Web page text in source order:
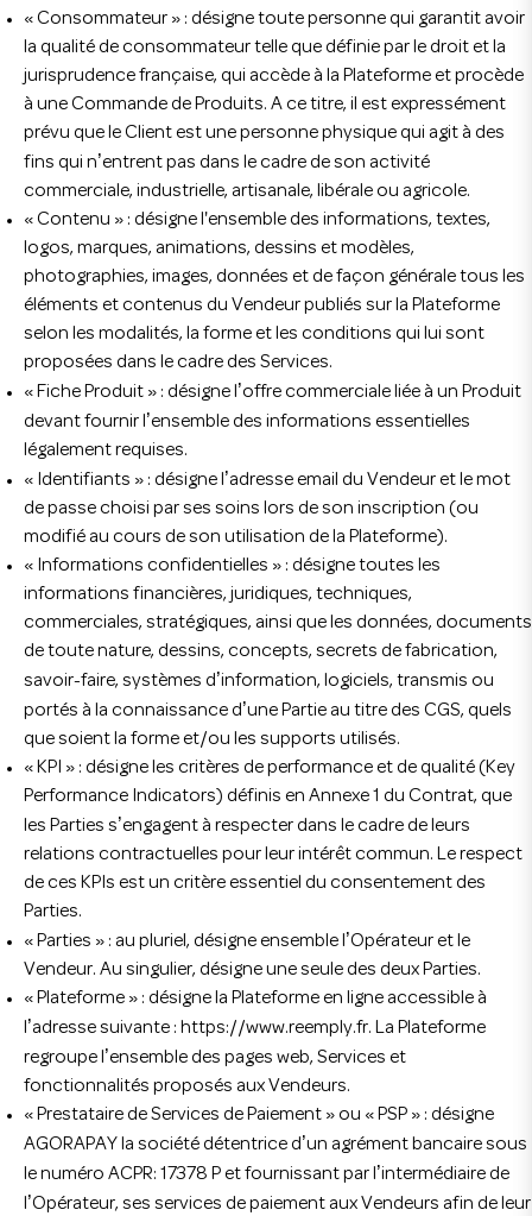
« Consommateur » : désigne toute personne qui garantit avoir
la qualité de consommateur telle que définie par le droit et la
jurisprudence française, qui accède à la Plateforme et procède
à une Commande de Produits. A ce titre, il est expressément
prévu que le Client est une personne physique qui agit à des
fins qui n’entrent pas dans le cadre de son activité
commerciale, industrielle, artisanale, libérale ou agricole.
« Contenu » : désigne l'ensemble des informations, textes,
logos, marques, animations, dessins et modèles,
photographies, images, données et de façon générale tous les
éléments et contenus du Vendeur publiés sur la Plateforme
selon les modalités, la forme et les conditions qui lui sont
proposées dans le cadre des Services.
« Fiche Produit » : désigne l ’offre commerciale liée à un Produit
devant fournir l ’ensemble des informations essentielles
légalement requises.
« Identifiants » : désigne l ’adresse email du Vendeur et le mot
de passe choisi par ses soins lors de son inscription (ou
modifié au cours de son utilisation de la Plateforme).
« Informations confidentielles » : désigne toutes les
informations financières, juridiques, techniques,
commerciales, stratégiques, ainsi que les données, documents
de toute nature, dessins, concepts, secrets de fabrication,
savoir-faire, systèmes d ’information, logiciels, transmis ou
portés à la connaissance d ’une Partie au titre des CGS, quels
que soient la forme et/ou les supports utilisés.
« KPI » : désigne les critères de performance et de qualité (Key
Performance Indicators) définis en Annexe 1 du Contrat, que
les Parties s’engagent à respecter dans le cadre de leurs
relations contractuelles pour leur intérêt commun. Le respect
de ces KPIs est un critère essentiel du consentement des
Parties.
« Parties » : au pluriel, désigne ensemble l ’Opérateur et le
Vendeur. Au singulier, désigne une seule des deux Parties.
« Plateforme » : désigne la Plateforme en ligne accessible à
’adresse suivante : https://www.reemply.fr. La Plateforme
regroupe l ’ensemble des pages web, Services et
fonctionnalités proposés aux Vendeurs.
« Prestataire de Services de Paiement » ou « PSP » : désigne
AGORAPAY la société détentrice d ’un agrément bancaire sous
le numéro ACPR: 17378 P et fournissant par l ’intermédiaire de
’Opérateur, ses services de paiement aux Vendeurs afin de leur